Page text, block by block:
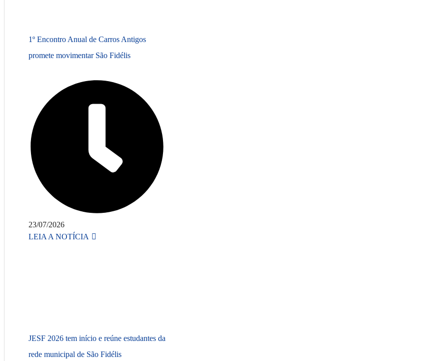
1º Encontro Anual de Carros Antigos
promete movimentar São Fidélis
23/07/2026
LEIA A NOTÍCIA
JESF 2026 tem início e reúne estudantes da
rede municipal de São Fidélis